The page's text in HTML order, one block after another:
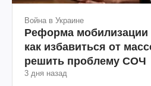
Война в Украине
Реформа мобилизации
как избавиться от
решить проблему СОЧ
3 дня назад